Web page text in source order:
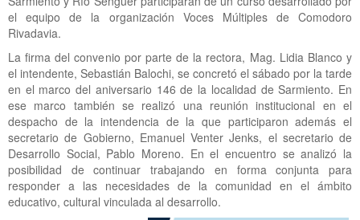
el equipo de la organización Voces Múltiples de Comodoro
Rivadavia.
La firma del convenio por parte de la rectora, Mag. Lidia Blanco y
el intendente, Sebastián Balochi, se concretó el sábado por la tarde
en el marco del aniversario 146 de la localidad de Sarmiento. En
ese marco también se realizó una reunión institucional en el
despacho de la intendencia de la que participaron además el
secretario de Gobierno, Emanuel Venter Jenks, el secretario de
Desarrollo Social, Pablo Moreno. En el encuentro se analizó la
posibilidad de continuar trabajando en forma conjunta para
responder a las necesidades de la comunidad en el ámbito
educativo, cultural vinculada al desarrollo.